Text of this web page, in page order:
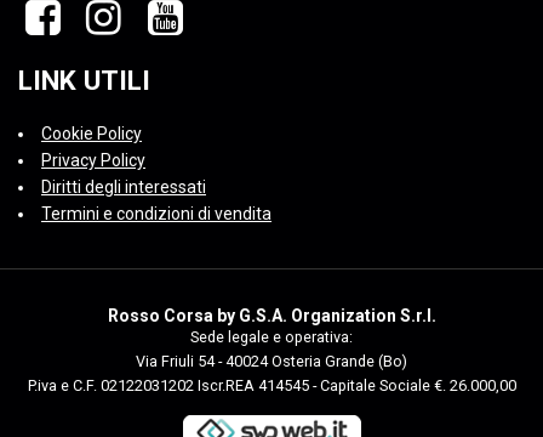
LINK UTILI
Cookie Policy
Privacy Policy
Diritti degli interessati
Termini e condizioni di vendita
Rosso Corsa by G.S.A. Organization S.r.l.
Sede legale e operativa:
Via Friuli 54 - 40024 Osteria Grande (Bo)
P.iva e C.F. 02122031202 Iscr.REA 414545 - Capitale Sociale €. 26.000,00